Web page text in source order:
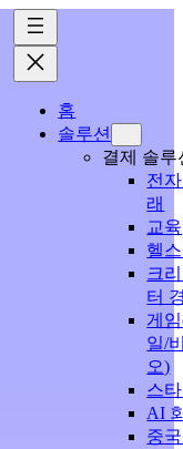
홈
솔루션
결제 솔루
전
래
교육
헬
크
터
게
일/
오)
스
AI
중